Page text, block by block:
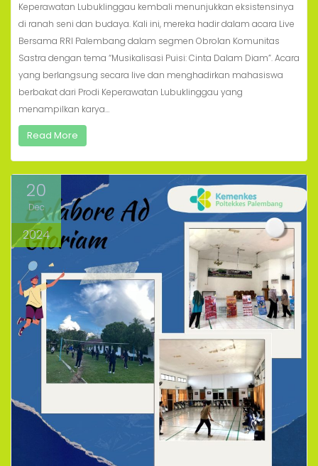
Keperawatan Lubuklinggau kembali menunjukkan eksistensinya
di ranah seni dan budaya. Kali ini, mereka hadir dalam acara Live
Bersama RRI Palembang dalam segmen Obrolan Komunitas
Sastra dengan tema “Musikalisasi Puisi: Cinta Dalam Diam”. Acara
yang berlangsung secara live dan menghadirkan mahasiswa
berbakat dari Prodi Keperawatan Lubuklinggau yang
menampilkan karya…
Read More
20
Dec
2024